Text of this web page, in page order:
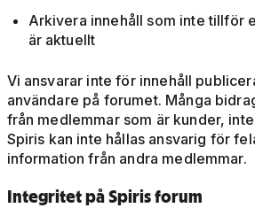
Arkivera innehåll som inte tillför
är aktuellt
Vi ansvarar inte för innehåll
användare på forumet. Många
från medlemmar som är kunder,
Spiris kan inte hållas ansvarig för
information från andra medlemmar.
Integritet på Spiris forum